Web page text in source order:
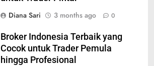
Diana Sari
3 months ago 0
Broker Indonesia Terbaik yang
Cocok untuk Trader Pemula
hingga Profesional